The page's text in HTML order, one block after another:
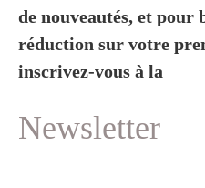
de nouveautés, et pour
réduction sur votre
inscrivez-vous à la
Newsletter